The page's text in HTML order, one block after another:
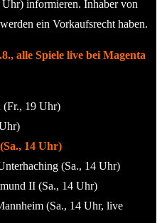
informieren. Inhaber von
ein Vorkaufsrecht haben.
alle Spiele live bei Magenta
(Fr., 19 Uhr)
14 Uhr)
(Sa., 14 Uhr)
II (Sa., 14 Uhr)
(Sa., 14 Uhr, live